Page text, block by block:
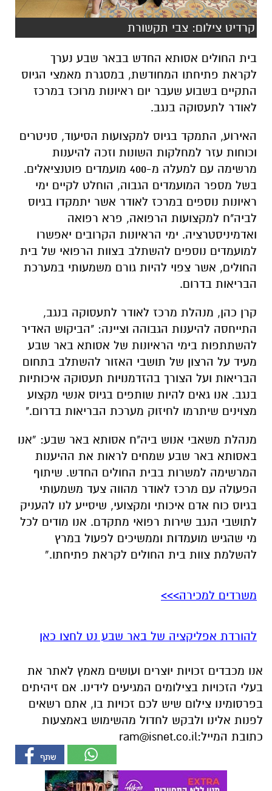
קרדיט צילום: צבי תקשורת
בית החולים אסותא החדש בבאר שבע נערך
לקראת פתיחתו המחודשת, במסגרת מאמצי הגיוס
התקיים בשבוע שעבר יום ראיונות מרוכז במרכז
לאודר לתעסוקה בנגב.
האירוע, התמקד בגיוס למקצועות הסיעוד, סניטרים
וכוחות עזר למחלקות השונות וזכה להיענות
מרשימה עם למעלה מ-400 מועמדים פוטנציאלים.
בשל מספר המועמדים הגבוה, הוחלט לקיים ימי
ראיונות נוספים במרכז לאודר אשר יתמקדו בגיוס
לביה"ח למקצועות הרפואה, פרא רפואה
ואדמיניסטרציה. ימי הראיונות הקרובים יאפשרו
למועמדים נוספים להשתלב בצוות הרפואי של בית
החולים, אשר צפוי להיות גורם משמעותי במערכת
הבריאות בדרום.
קרן כהן, מנהלת מרכז לאודר לתעסוקה בנגב,
התייחסה להיענות הגבוהה וציינה: "הביקוש האדיר
להשתתפות בימי הראיונות של אסותא באר שבע
מעיד על הרצון של תושבי האזור להשתלב בתחום
הבריאות ועל הצורך בהזדמנויות תעסוקה איכותיות
בנגב. אנו גאים להיות שותפים בגיוס אנשי מקצוע
מצוינים שיתרמו לחיזוק מערכת הבריאות בדרום."
מנהלת משאבי אנוש ביה"ח אסותא באר שבע: “אנו
באסותא באר שבע שמחים לראות את ההיענות
המרשימה למשרות בבית החולים החדש. שיתוף
הפעולה עם מרכז לאודר מהווה צעד משמעותי
בגיוס כוח אדם איכותי ומקצועי, שיסייע לנו להעניק
לתושבי הנגב שירות רפואי מתקדם. אנו מודים לכל
מי שהגיש מועמדות וממשיכים לפעול במרץ
להשלמת צוות בית החולים לקראת פתיחתו.”
משרדים למכירה>>>
להורדת אפליקציה של באר שבע נט לחצו כאן
אנו מכבדים זכויות יוצרים ועושים מאמץ לאתר את
בעלי הזכויות בצילומים המגיעים לידינו. אם זיהיתים
בפרסומינו צילום שיש לכם זכויות בו, אתם רשאים
לפנות אלינו ולבקש לחדול מהשימוש באמצעות
כתובת המייל:ram@isnet.co.il